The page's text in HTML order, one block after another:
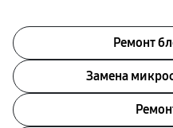
Ремонт
Замена